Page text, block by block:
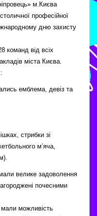
м.Києва
професійної
дню захисту
команд від всіх
міста Києва.
емблема, девіз та
стрибки зі
м’яча,
велике задоволення
почесними
мали можливість